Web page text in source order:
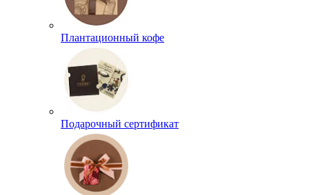
Плантационный кофе
Подарочный сертификат